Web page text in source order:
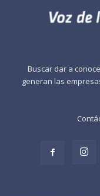
Buscar dar a
generan las